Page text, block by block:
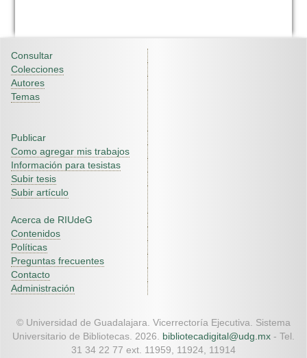
Consultar
Colecciones
Autores
Temas
Publicar
Como agregar mis trabajos
Información para tesistas
Subir tesis
Subir artículo
Acerca de RIUdeG
Contenidos
Políticas
Preguntas frecuentes
Contacto
Administración
© Universidad de Guadalajara. Vicerrectoría Ejecutiva. Sistema
Universitario de Bibliotecas. 2026. bibliotecadigital@udg.mx - Tel.
31 34 22 77 ext. 11959, 11924, 11914